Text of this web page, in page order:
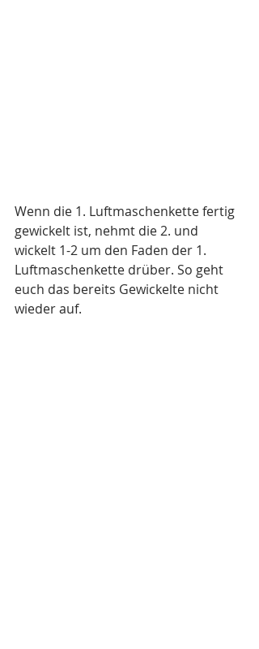
Wenn die 1. Luftmaschenkette fertig
gewickelt ist, nehmt die 2. und
wickelt 1-2 um den Faden der 1.
Luftmaschenkette drüber. So geht
euch das bereits Gewickelte nicht
wieder auf.